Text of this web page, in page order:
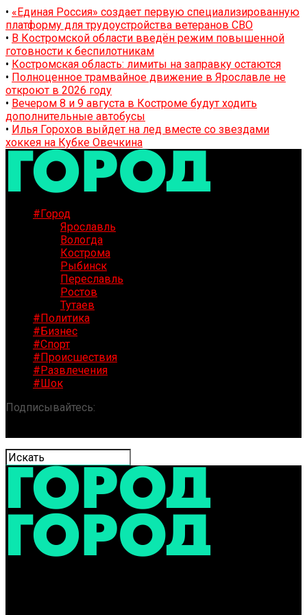
• «Единая Россия» создает первую специализированную
платформу для трудоустройства ветеранов СВО
• В Костромской области введён режим повышенной
готовности к беспилотникам
• Костромская область: лимиты на заправку остаются
• Полноценное трамвайное движение в Ярославле не
откроют в 2026 году
• Вечером 8 и 9 августа в Костроме будут ходить
дополнительные автобусы
• Илья Горохов выйдет на лед вместе со звездами
хоккея на Кубке Овечкина
#Город
Ярославль
Вологда
Кострома
Рыбинск
Переславль
Ростов
Тутаев
#Политика
#Бизнес
#Спорт
#Происшествия
#Развлечения
#Шок
Подписывайтесь: